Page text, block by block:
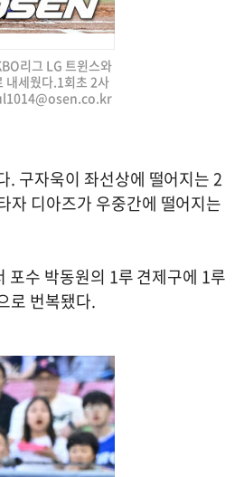
리그 LG 트윈스와
내세웠다.1회초 2사
. 구자욱이 좌선상에 떨어지는 2
자 디아즈가 우중간에 떨어지는
포수 박동원의 1루 견제구에 1루
로 번복됐다.